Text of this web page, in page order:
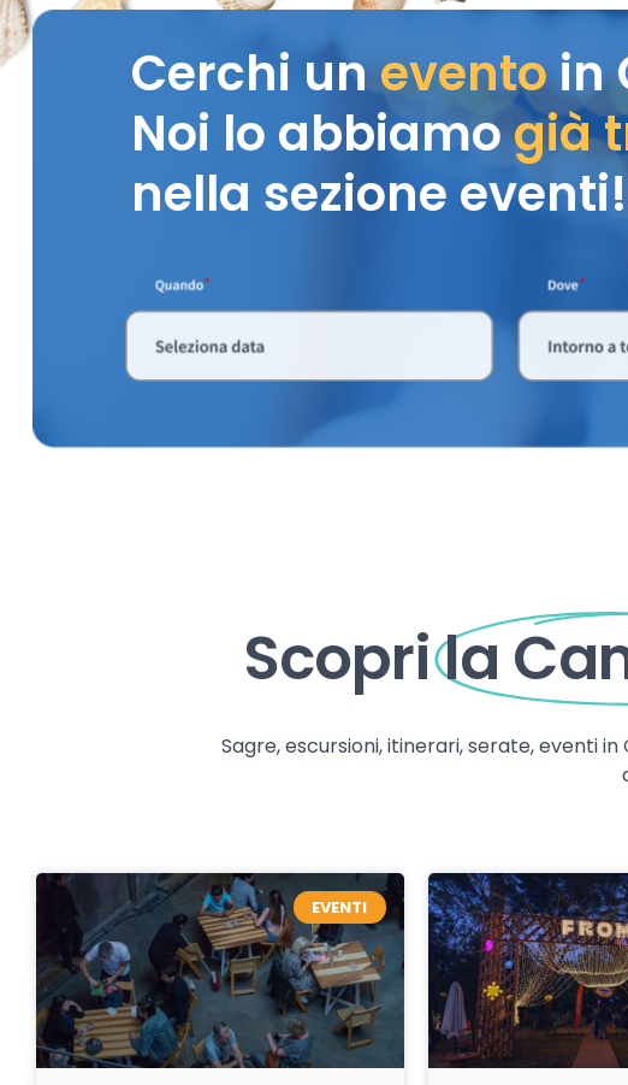
Cerchi uneventoin
Noi lo abbiamogià
nella sezione eventi!
Scoprila
Sagre, escursioni, itinerari, serate, eventi
EVENTI